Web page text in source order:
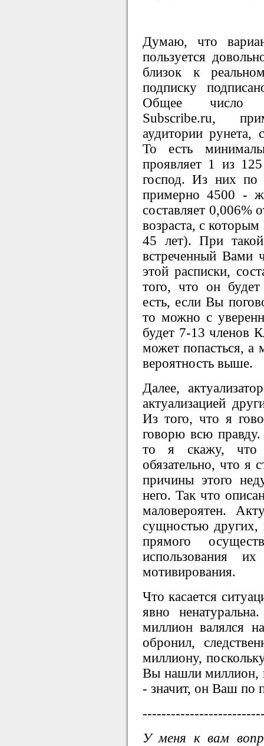
Думаю, что
пользуется
близок к
подписку
Общее число
Subscribe.ru,
аудитории рунета,
То есть
проявляет 1 из
господ. Из них по
примерно 4500 -
составляет
возраста, с
45 лет). При такой
встреченный Вами
этой расписки,
того, что он
есть, если Вы
то можно с
будет 7-13 членов
может попасться,
вероятность выше.
Далее,
актуализацией
Из того, что я
говорю всю
то я скажу, что
обязательно, что я
причины этого
него. Так что
маловероятен.
сущностью других,
прямого
использования
мотивирования.
Что касается
явно
миллион валялся
обронил,
миллиону,
Вы нашли миллион,
- значит, он Ваш по
У меня к вам